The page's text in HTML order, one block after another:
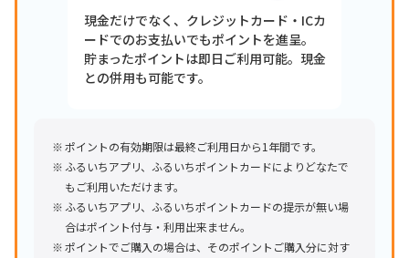
現金だけでなく、クレジットカード・ICカ
ードでのお支払いでもポイントを進呈。
貯まったポイントは即日ご利用可能。現金
との併用も可能です。
ポイントの有効期限は最終ご利用日から1年間です。
ふるいちアプリ、ふるいちポイントカードによりどなたで
もご利用いただけます。
ふるいちアプリ、ふるいちポイントカードの提示が無い場
合はポイント付与・利用出来ません。
ポイントでご購入の場合は、そのポイントご購入分に対す